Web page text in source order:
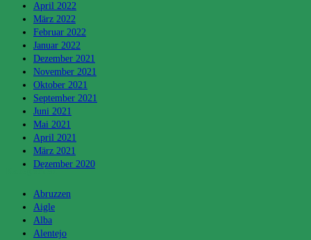
April 2022
März 2022
Februar 2022
Januar 2022
Dezember 2021
November 2021
Oktober 2021
September 2021
Juni 2021
Mai 2021
April 2021
März 2021
Dezember 2020
Kategorien
Abruzzen
Aigle
Alba
Alentejo